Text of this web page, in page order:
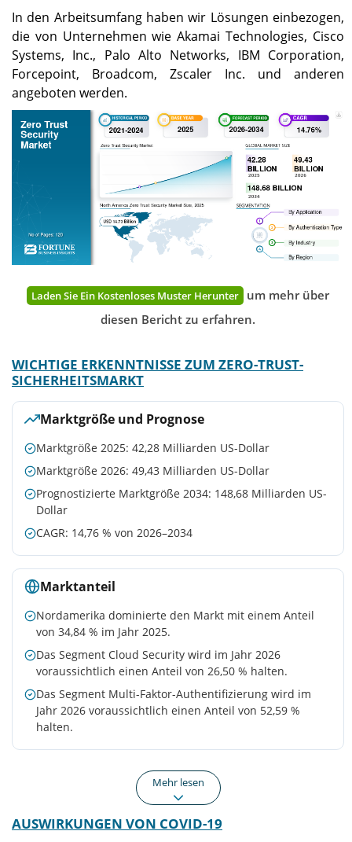
In den Arbeitsumfang haben wir Lösungen einbezogen,
die von Unternehmen wie Akamai Technologies, Cisco
Systems, Inc., Palo Alto Networks, IBM Corporation,
Forcepoint, Broadcom, Zscaler Inc. und anderen
angeboten werden.
Laden Sie Ein Kostenloses Muster Herunter
um mehr über
diesen Bericht zu erfahren.
WICHTIGE ERKENNTNISSE ZUM ZERO-TRUST-
SICHERHEITSMARKT
Marktgröße und Prognose
Marktgröße 2025: 42,28 Milliarden US-Dollar
Marktgröße 2026: 49,43 Milliarden US-Dollar
Prognostizierte Marktgröße 2034: 148,68 Milliarden US-
Dollar
CAGR: 14,76 % von 2026–2034
Marktanteil
Nordamerika dominierte den Markt mit einem Anteil
von 34,84 % im Jahr 2025.
Das Segment Cloud Security wird im Jahr 2026
voraussichtlich einen Anteil von 26,50 % halten.
Das Segment Multi-Faktor-Authentifizierung wird im
Jahr 2026 voraussichtlich einen Anteil von 52,59 %
halten.
Nordamerika Asien-Pazifik
Mehr lesen
AUSWIRKUNGEN VON COVID-19